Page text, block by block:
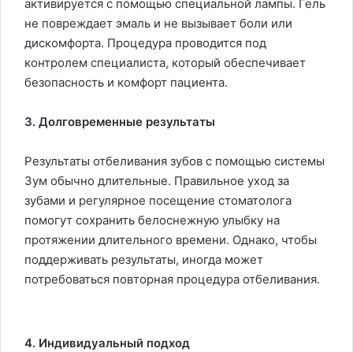
активируется с помощью специальной лампы. Гель
не повреждает эмаль и не вызывает боли или
дискомфорта. Процедура проводится под
контролем специалиста, который обеспечивает
безопасность и комфорт пациента.
3. Долговременные результаты
Результаты отбеливания зубов с помощью системы
Зум обычно длительные. Правильное уход за
зубами и регулярное посещение стоматолога
помогут сохранить белоснежную улыбку на
протяжении длительного времени. Однако, чтобы
поддерживать результаты, иногда может
потребоваться повторная процедура отбеливания.
4. Индивидуальный подход